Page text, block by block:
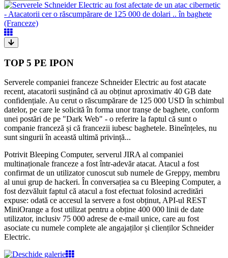
TOP 5 PE IPON
Serverele companiei franceze Schneider Electric au fost atacate
recent, atacatorii susținând că au obținut aproximativ 40 GB date
confidențiale. Au cerut o răscumpărare de 125 000 USD în schimbul
datelor, pe care le solicită în forma unor tranșe de baghete, conform
unei postări de pe "Dark Web" - o referire la faptul că sunt o
companie franceză și că francezii iubesc baghetele. Bineînțeles, nu
sunt singurii în această ultimă privință...
Potrivit Bleeping Computer, serverul JIRA al companiei
multinaționale franceze a fost într-adevăr atacat. Atacul a fost
confirmat de un utilizator cunoscut sub numele de Greppy, membru
al unui grup de hackeri. În conversațiea sa cu Bleeping Computer, a
fost dezvăluit faptul că atacul a fost efectuat folosind acreditări
expuse: odată ce accesul la servere a fost obținut, API-ul REST
MiniOrange a fost utilizat pentru a obține 400 000 linii de date
utilizator, inclusiv 75 000 adrese de e-mail unice, care au fost
asociate cu numele complete ale angajaților și clienților Schneider
Electric.